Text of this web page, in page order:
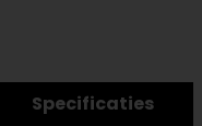
Specificaties